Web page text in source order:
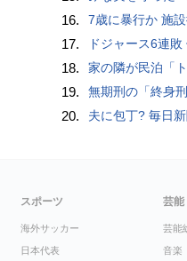
16. 7歳に暴行か 施
17. ドジャース6連
18. 家の隣が民泊「
19. 無期刑の「終身
20. 夫に包丁? 毎日
スポーツ
海外サッカー
日本代表
芸能
芸能
音楽